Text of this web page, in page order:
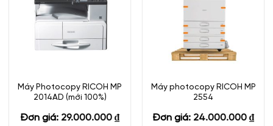
Máy Photocopy RICOH MP
2014AD (mới 100%)
Đơn giá: 29.000.000 ₫
Máy photocopy RICOH MP
2554
Đơn giá: 24.000.000 ₫